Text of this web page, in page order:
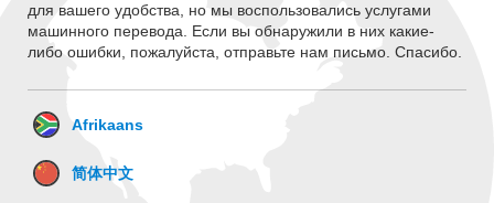
для вашего удобства, но мы воспользовались услугами
машинного перевода. Если вы обнаружили в них какие-
либо ошибки, пожалуйста, отправьте нам письмо. Спасибо.
Afrikaans
简体中文